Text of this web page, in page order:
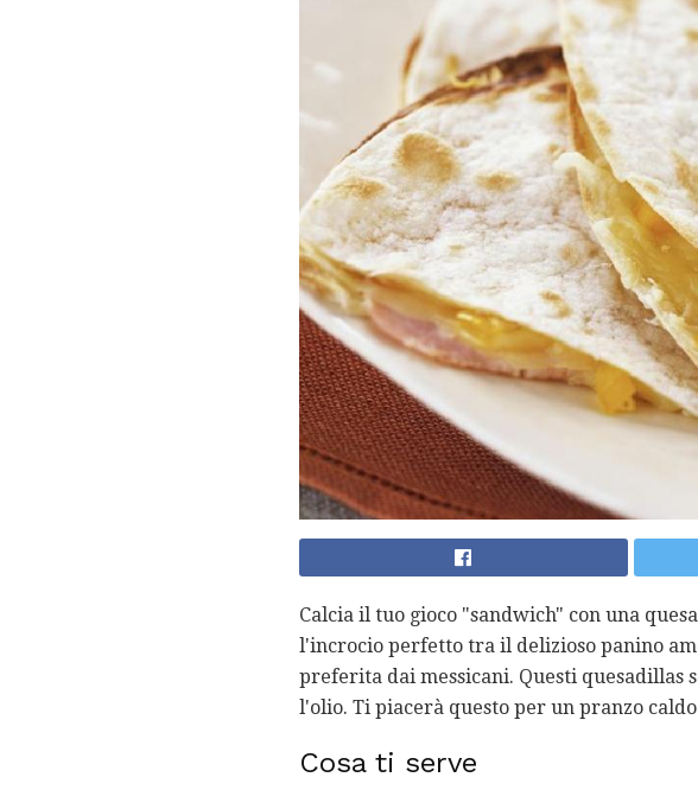
Calcia il tuo gioco "sandwich" con una
l'incrocio perfetto tra il delizioso panino
preferita dai messicani. Questi
l'olio. Ti piacerà questo per un pranzo
Cosa ti serve